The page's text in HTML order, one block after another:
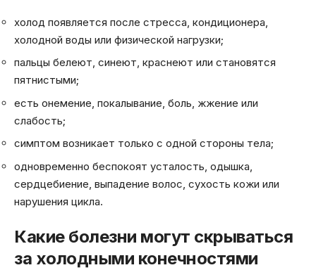
холод появляется после стресса, кондиционера,
холодной воды или физической нагрузки;
пальцы белеют, синеют, краснеют или становятся
пятнистыми;
есть онемение, покалывание, боль, жжение или
слабость;
симптом возникает только с одной стороны тела;
одновременно беспокоят усталость, одышка,
сердцебиение, выпадение волос, сухость кожи или
нарушения цикла.
Какие болезни могут скрываться
за холодными конечностями